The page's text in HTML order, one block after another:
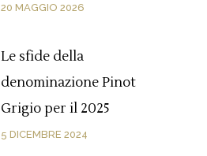
20 MAGGIO 2026
Le sfide della
denominazione Pinot
Grigio per il 2025
5 DICEMBRE 2024